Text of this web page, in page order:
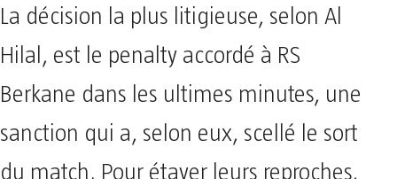
La décision la plus litigieuse, selon Al
Hilal, est le penalty accordé à RS
Berkane dans les ultimes minutes, une
sanction qui a, selon eux, scellé le sort
du match. Pour étayer leurs reproches,